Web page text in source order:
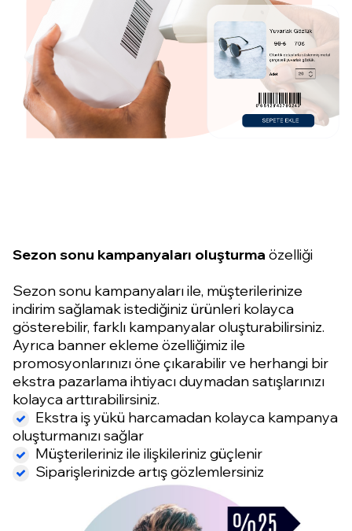
Sezon sonu kampanyaları oluşturma özelliği
Sezon sonu kampanyaları ile, müşterilerinize
indirim sağlamak istediğiniz ürünleri kolayca
gösterebilir, farklı kampanyalar oluşturabilirsiniz.
Ayrıca banner ekleme özelliğimiz ile
promosyonlarınızı öne çıkarabilir ve herhangi bir
ekstra pazarlama ihtiyacı duymadan satışlarınızı
kolayca arttırabilirsiniz.
Ekstra iş yükü harcamadan kolayca kampanya
oluşturmanızı sağlar
Müşterileriniz ile ilişkileriniz güçlenir
Siparişlerinizde artış gözlemlersiniz